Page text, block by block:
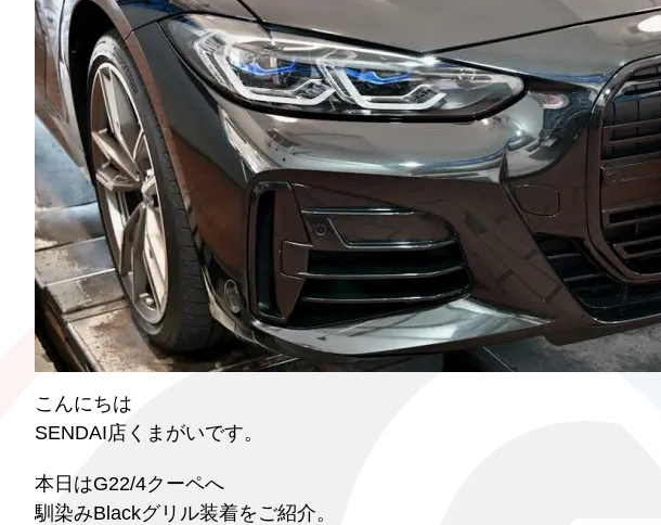
こんにちは
SENDAI店くまがいです。
本日はG22/4クーペへ
馴染みBlackグリル装着をご紹介。